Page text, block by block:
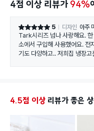
4점 이상 리뷰가 94%
별점 5점 5 디자인 아주
Tark시리즈 넘나 사랑해요.
소에서 구입해 사용했어요. 전
기도 다양하고.. 저희집 냉장고
4.5점 이상 리뷰가 좋은